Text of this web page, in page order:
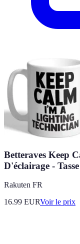
Betteraves Keep
D'éclairage - Tasse
Rakuten FR
16.99 EURVoir le prix